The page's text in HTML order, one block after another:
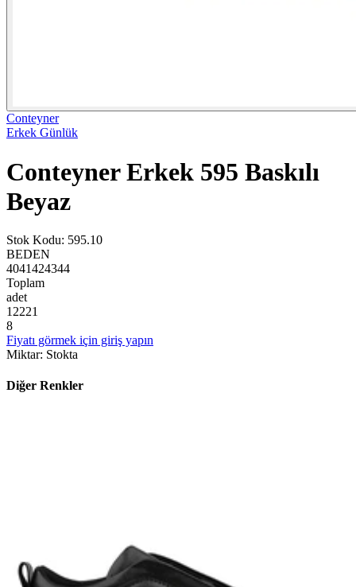
Conteyner
Erkek Günlük
Conteyner Erkek 595 Baskılı
Beyaz
Stok Kodu: 595.10
BEDEN
4041424344
Toplam
adet
1 2221
8
Fiyatı görmek için giriş yapın
Miktar: Stokta
Diğer Renkler